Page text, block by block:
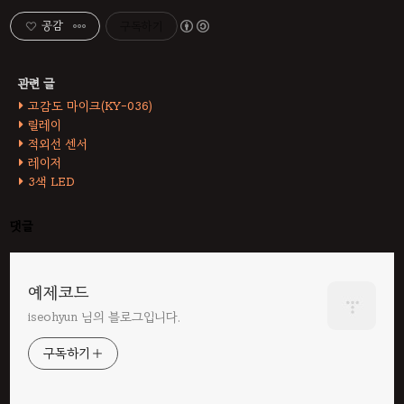
공감
고감도 마이크(KY-036)
릴레이
적외선 센서
레이저
3색 LED
댓글
예제코드
iseohyun 님의 블로그입니다.
구독하기